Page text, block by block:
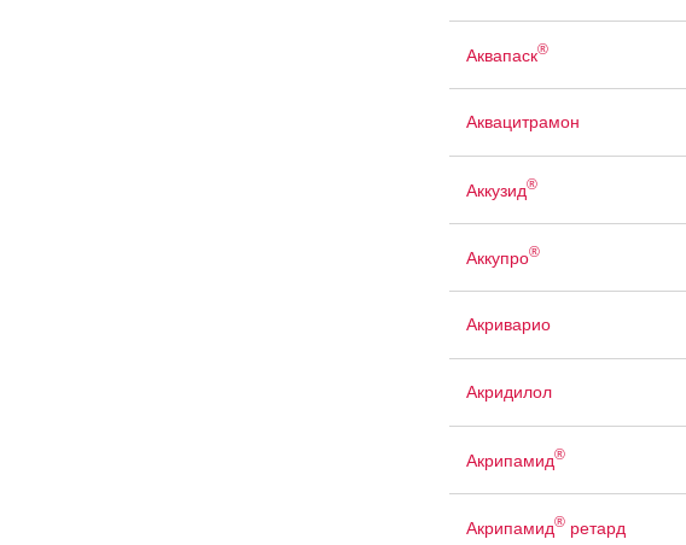
Аквапаск®
Аквацитрамон
Аккузид®
Аккупро®
Акриварио
Акридилол
Акрипамид®
Акрипамид®ретард